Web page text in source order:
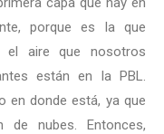
porque es la que
el aire que nosotros
están en la PBL.
en donde está, ya que
nubes. Entonces,